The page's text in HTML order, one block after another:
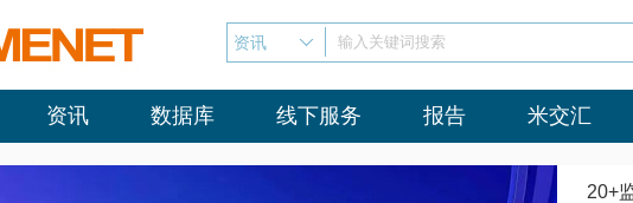
资讯 输入关键词搜索
资讯 数据库 线下服务 报告 米交汇
20+